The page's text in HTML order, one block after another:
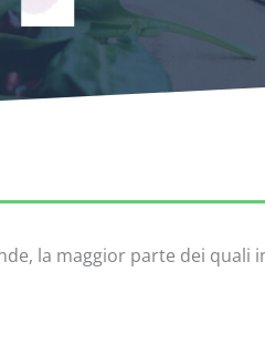
la maggior parte dei quali